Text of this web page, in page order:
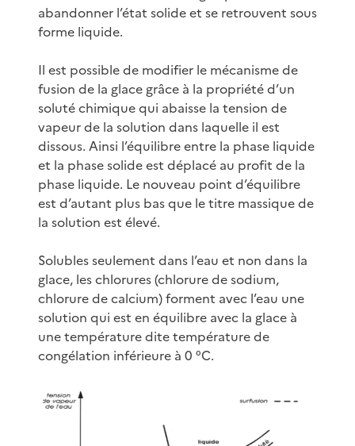
abandonner l’état solide et se retrouvent sous
forme liquide.
Il est possible de modifier le mécanisme de
fusion de la glace grâce à la propriété d’un
soluté chimique qui abaisse la tension de
vapeur de la solution dans laquelle il est
dissous. Ainsi l’équilibre entre la phase liquide
et la phase solide est déplacé au profit de la
phase liquide. Le nouveau point d’équilibre
est d’autant plus bas que le titre massique de
la solution est élevé.
Solubles seulement dans l’eau et non dans la
glace, les chlorures (chlorure de sodium,
chlorure de calcium) forment avec l’eau une
solution qui est en équilibre avec la glace à
une température dite température de
congélation inférieure à 0 °C.